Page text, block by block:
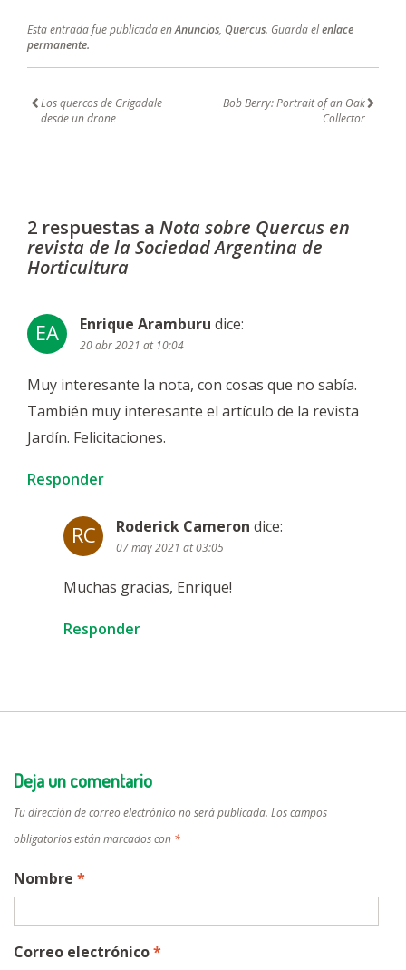
Esta entrada fue publicada enAnuncios, Quercus. Guarda elenlace
permanente.
Los quercos de Grigadale
desde un drone
Bob Berry: Portrait of an Oak
Collector
2 respuestas a Nota sobre Quercus en
revista de la Sociedad Argentina de
Horticultura
EA Enrique Aramburu dice:
20 abr 2021 at 10:04
Muy interesante la nota, con cosas que no sabía.
También muy interesante el artículo de la revista
Jardín. Felicitaciones.
Responder
RC Roderick Cameron dice:
07 may 2021 at 03:05
Muchas gracias, Enrique!
Responder
Deja un comentario
Tu dirección de correo electrónico no será publicada. Los campos
obligatorios están marcados con *
Nombre *
Correo electrónico*